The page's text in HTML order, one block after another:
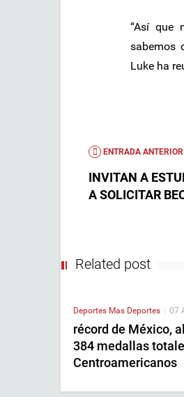
“Así que
sabemos
Luke ha
ENTRADA ANTERIOR
INVITAN A
A SOLICITAR
Related post
Deportes Mas Deportes 07
récord de México,
384 medallas
Centroamericanos